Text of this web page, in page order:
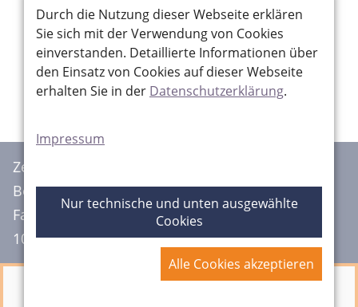
08:30 - 12:00 Uhr
13:00 - 18:00 Uhr
FREITAG
8:30 - 12:30 Uhr
Zentrum für Neurologie
Berlin Charlottenburg
Fasanenstr. 5
10623 Berlin
Durch die Nutzung dieser Webseite erklären
Sie sich mit der Verwendung von Cookies
einverstanden. Detaillierte Informationen über
den Einsatz von Cookies auf dieser Webseite
erhalten Sie in der Datenschutzerklärung.
Impressum
Nur technische und unten ausgewählte
Cookies
Alle Cookies akzeptieren